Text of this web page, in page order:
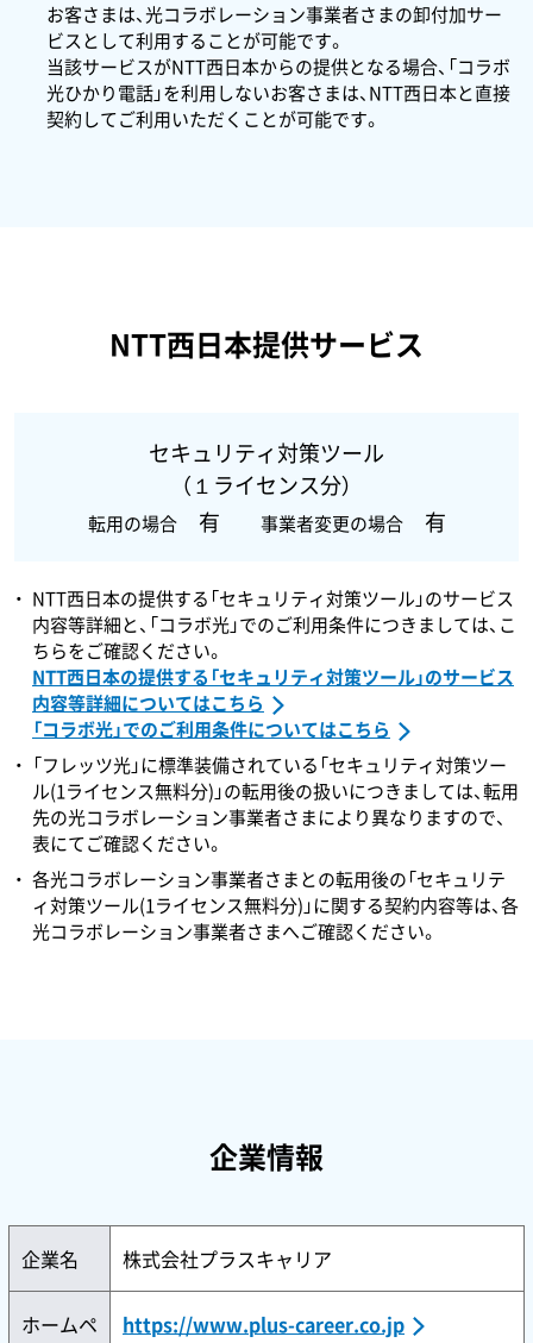
お客さまは、光コラボレーション事業者さまの卸付加サー
ビスとして利用することが可能です。
当該サービスがNTT西日本からの提供となる場合、「コラボ
光ひかり電話」を利用しないお客さまは、NTT西日本と直接
契約してご利用いただくことが可能です。
NTT西日本提供サービス
セキュリティ対策ツール
（１ライセンス分）
転用の場合有 事業者変更の場合有
NTT西日本の提供する「セキュリティ対策ツール」のサービス
内容等詳細と、「コラボ光」でのご利用条件につきましては、こ
ちらをご確認ください。
NTT西日本の提供する「セキュリティ対策ツール」のサービス
内容等詳細についてはこちら
「コラボ光」でのご利用条件についてはこちら
「フレッツ光」に標準装備されている「セキュリティ対策ツー
ル(1ライセンス無料分)」の転用後の扱いにつきましては、転用
先の光コラボレーション事業者さまにより異なりますので、
表にてご確認ください。
各光コラボレーション事業者さまとの転用後の「セキュリテ
ィ対策ツール(1ライセンス無料分)」に関する契約内容等は、各
光コラボレーション事業者さまへご確認ください。
企業情報
企業名 株式会社プラスキャリア
ホームペ
https://www.plus-career.co.jp